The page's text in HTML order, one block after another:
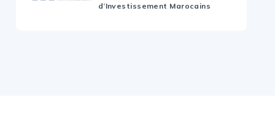
d’Investissement Marocains